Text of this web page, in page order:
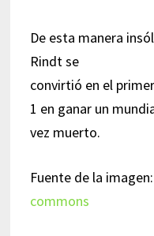
De esta manera
Rindt se
convirtió en el
1 en ganar un
vez muerto.
Fuente de la imagen:
commons